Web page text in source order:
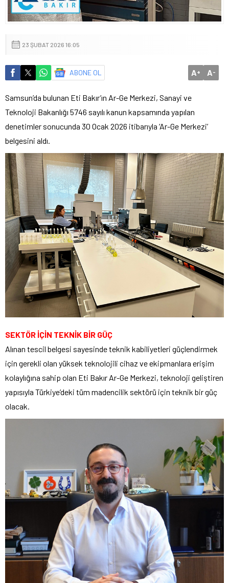
23 ŞUBAT 2026 16:05
ABONE OL A+ A-
Samsun’da bulunan Eti Bakır’ın Ar-Ge Merkezi, Sanayi ve
Teknoloji Bakanlığı 5746 sayılı kanun kapsamında yapılan
denetimler sonucunda 30 Ocak 2026 itibarıyla ‘Ar-Ge Merkezi’
belgesini aldı.
SEKTÖR İÇİN TEKNİK BİR GÜÇ
Alınan tescil belgesi sayesinde teknik kabiliyetleri güçlendirmek
için gerekli olan yüksek teknolojili cihaz ve ekipmanlara erişim
kolaylığına sahip olan Eti Bakır Ar-Ge Merkezi, teknoloji geliştiren
yapısıyla Türkiye’deki tüm madencilik sektörü için teknik bir güç
olacak.